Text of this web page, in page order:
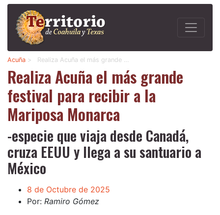
Acuña > Realiza Acuña el más grande …
Realiza Acuña el más grande
festival para recibir a la
Mariposa Monarca
-especie que viaja desde Canadá,
cruza EEUU y llega a su santuario a
México
8 de Octubre de 2025
Por: Ramiro Gómez